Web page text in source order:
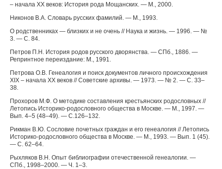
– начала XX веков: История рода Мощанских. — М., 2000.
Никонов В.А. Словарь русских фамилий. — М., 1993.
О родственниках — близких и не очень // Наука и жизнь. — 1996. — №
3. — С. 84.
Петров П.Н. История родов русского дворянства. — СПб., 1886. —
Репринтное переиздание: М., 1991.
Петрова О.В. Генеалогия и поиск документов личного происхождения
XIX – начала XX веков // Советские архивы. — 1973. — № 2. — С. 33–
38.
Прохоров М.Ф. О методике составления крестьянских родословных //
Летопись Историко-родословного общества в Москве. — М., 1997. —
Вып. 4–5 (48–49). — С.126–132.
Рикман В.Ю. Сословие почетных граждан и его генеалогия // Летопись
Историко-родословного общества в Москве. — М., 1993. — Вып. 1 (45).
— С. 62–64.
Рыхляков В.Н. Опыт библиографии отечественной генеалогии. —
СПб., 1998–2000. — Ч. 1–3.